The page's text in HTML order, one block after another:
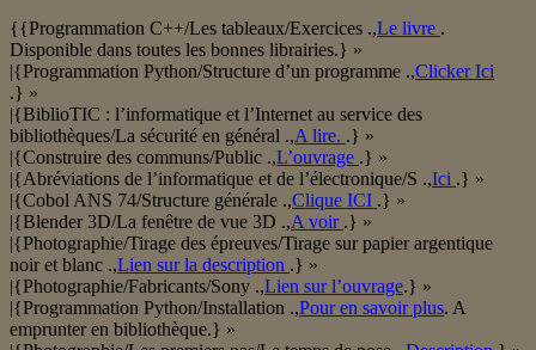
{{Programmation C++/Les tableaux/Exercices .,Le livre .
Disponible dans toutes les bonnes librairies.} »
|{Programmation Python/Structure d’un programme .,Clicker Ici
.} »
|{BiblioTIC : l’informatique et l’Internet au service des
bibliothèques/La sécurité en général .,A lire. .} »
|{Construire des communs/Public .,L’ouvrage .} »
|{Abréviations de l’informatique et de l’électronique/S .,Ici .} »
|{Cobol ANS 74/Structure générale .,Clique ICI .} »
|{Blender 3D/La fenêtre de vue 3D .,A voir .} »
|{Photographie/Tirage des épreuves/Tirage sur papier argentique
noir et blanc .,Lien sur la description .} »
|{Photographie/Fabricants/Sony .,Lien sur l’ouvrage.} »
|{Programmation Python/Installation .,Pour en savoir plus. A
emprunter en bibliothèque.} »